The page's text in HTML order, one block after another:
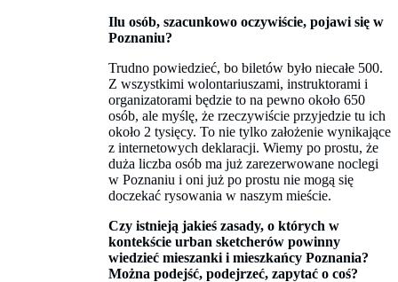
Ilu osób, szacunkowo oczywiście, pojawi się w
Poznaniu?
Trudno powiedzieć, bo biletów było niecałe 500.
Z wszystkimi wolontariuszami, instruktorami i
organizatorami będzie to na pewno około 650
osób, ale myślę, że rzeczywiście przyjedzie tu ich
około 2 tysięcy. To nie tylko założenie wynikające
z internetowych deklaracji. Wiemy po prostu, że
duża liczba osób ma już zarezerwowane noclegi
w Poznaniu i oni już po prostu nie mogą się
doczekać rysowania w naszym mieście.
Czy istnieją jakieś zasady, o których w
kontekście urban sketcherów powinny
wiedzieć mieszanki i mieszkańcy Poznania?
Można podejść, podejrzeć, zapytać o coś?